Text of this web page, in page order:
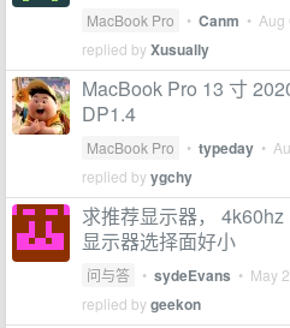
MacBook Pro • Canm • Aug
replied byXusually
MacBook Pro 13 寸
DP1.4
MacBook Pro • typeday •
replied byygchy
求推荐显示器，
显示器选择面好小
问与答 • sydeEvans • May
replied bygeekon